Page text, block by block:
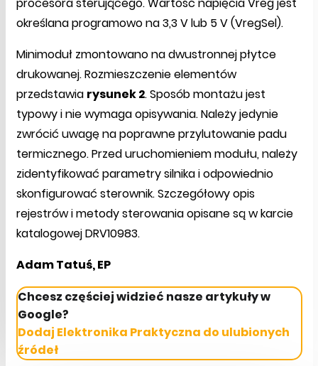
procesora sterującego. Wartość napięcia Vreg jest
określana programowo na 3,3 V lub 5 V (VregSel).
Minimoduł zmontowano na dwustronnej płytce
drukowanej. Rozmieszczenie elementów
przedstawia rysunek 2. Sposób montażu jest
typowy i nie wymaga opisywania. Należy jedynie
zwrócić uwagę na poprawne przylutowanie padu
termicznego. Przed uruchomieniem modułu, należy
zidentyfikować parametry silnika i odpowiednio
skonfigurować sterownik. Szczegółowy opis
rejestrów i metody sterowania opisane są w karcie
katalogowej DRV10983.
Adam Tatuś, EP
Chcesz częściej widzieć nasze artykuły w
Google?
Dodaj Elektronika Praktyczna do ulubionych
źródeł